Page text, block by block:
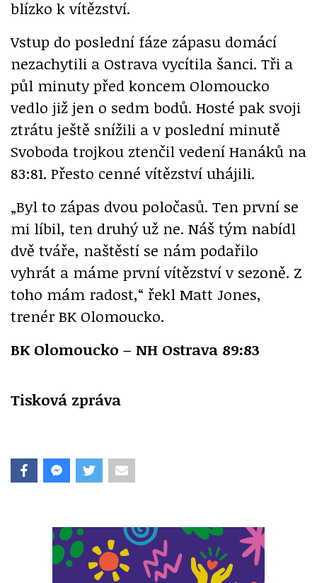
blízko k vítězství.
Vstup do poslední fáze zápasu domácí
nezachytili a Ostrava vycítila šanci. Tři a
půl minuty před koncem Olomoucko
vedlo již jen o sedm bodů. Hosté pak svoji
ztrátu ještě snížili a v poslední minutě
Svoboda trojkou ztenčil vedení Hanáků na
83:81. Přesto cenné vítězství uhájili.
„Byl to zápas dvou poločasů. Ten první se
mi líbil, ten druhý už ne. Náš tým nabídl
dvě tváře, naštěstí se nám podařilo
vyhrát a máme první vítězství v sezoně. Z
toho mám radost,“ řekl Matt Jones,
trenér BK Olomoucko.
BK Olomoucko – NH Ostrava 89:83
Tisková zpráva